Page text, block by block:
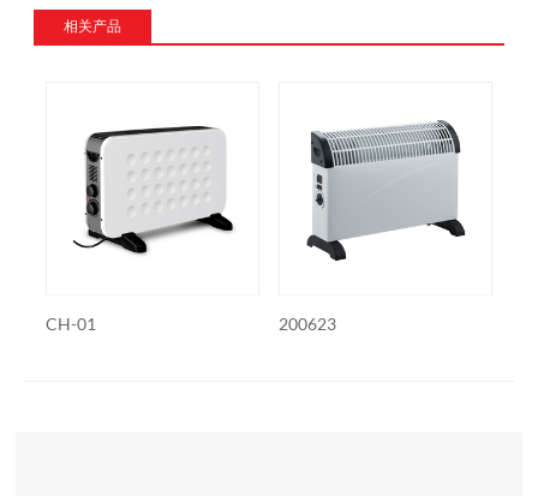
相关产品
CH-01 200623